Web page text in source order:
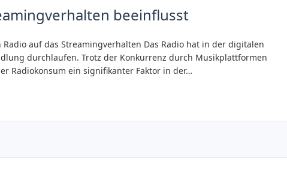
beeinflusst
auf das Streamingverhalten Das Radio hat in der digitalen
durchlaufen. Trotz der Konkurrenz durch Musikplattformen
Radiokonsum ein signifikanter Faktor in der…